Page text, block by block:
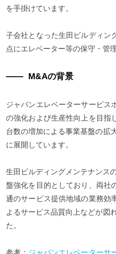
を手掛けています。
子会社となった生田ビルディン
点にエレベーター等の保守・管
M&Aの背景
ジャパンエレベーターサービス
の強化および生産性向上を目指
台数の増加による事業基盤の拡
に展開しています。
生田ビルディングメンテナンス
盤強化を目的としており、両社
通のサービス提供地域の業務効
よるサービス品質向上などが図
た。